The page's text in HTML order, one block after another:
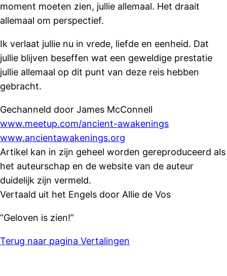
moment moeten zien, jullie allemaal. Het draait
allemaal om perspectief.
Ik verlaat jullie nu in vrede, liefde en eenheid. Dat
jullie blijven beseffen wat een geweldige prestatie
jullie allemaal op dit punt van deze reis hebben
gebracht.
Gechanneld door James McConnell
www.meetup.com/ancient-awakenings
www.ancientawakenings.org
Artikel kan in zijn geheel worden gereproduceerd als
het auteurschap en de website van de auteur
duidelijk zijn vermeld.
Vertaald uit het Engels door Allie de Vos
“Geloven is zien!”
Terug naar pagina Vertalingen